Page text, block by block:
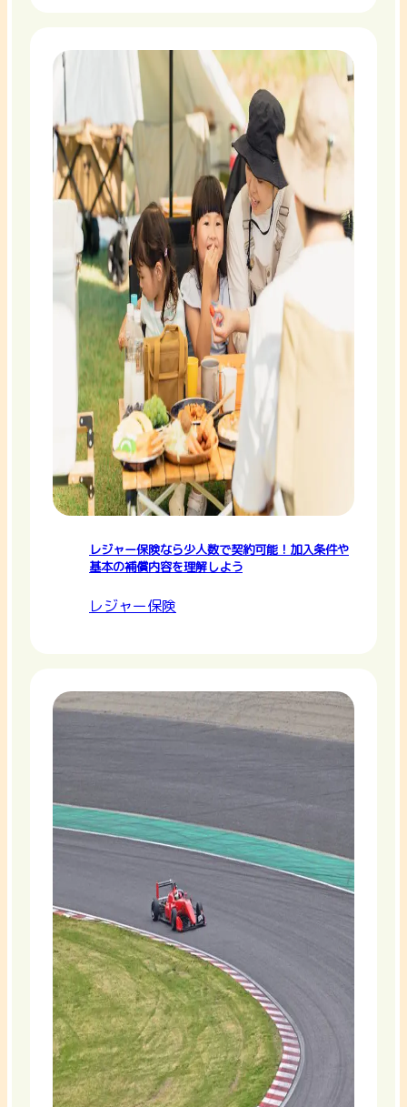
レジャー保険なら少人数で契約可能！加入条件や
基本の補償内容を理解しよう
レジャー保険